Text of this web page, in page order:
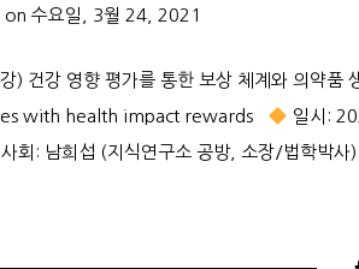
on수요일, 3월 24, 2021
) 건강 영향 평가를 통한 보상 체계와 의약품
with health impact rewards
일시:
사회: 남희섭 (지식연구소 공방, 소장/법학박사